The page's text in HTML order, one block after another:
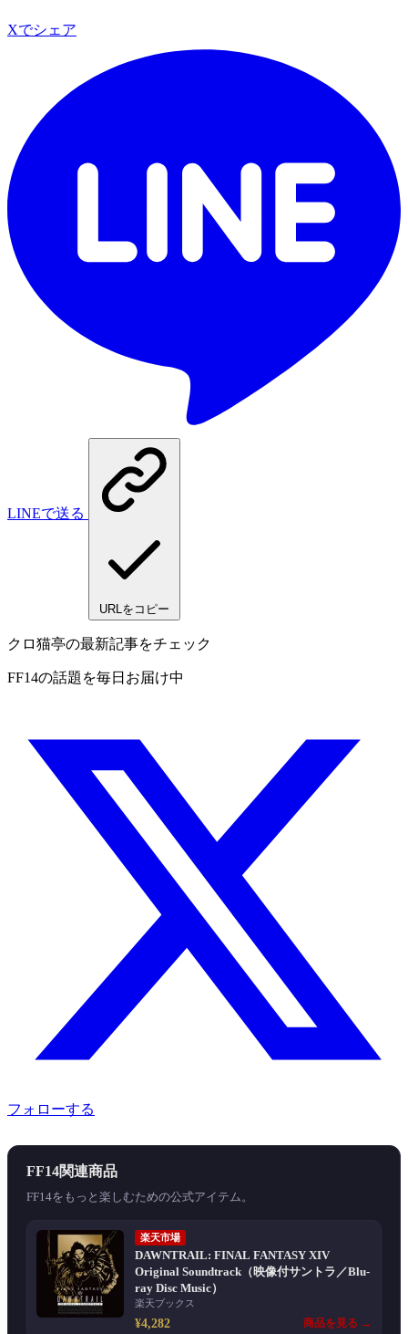
Xでシェア
LINEで送る
URLをコピー
クロ猫亭の最新記事をチェック
FF14の話題を毎日お届け中
フォローする
FF14関連商品
FF14をもっと楽しむための公式アイテム。
楽天市場
DAWNTRAIL: FINAL FANTASY XIV
Original Soundtrack（映像付サントラ／Blu-
ray Disc Music）
楽天ブックス
¥4,282 商品を見る →